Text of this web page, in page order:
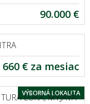
90.000 €
EXKLUZÍVNE
660 € za mesiac
VÝBORNÁ LOKALITA
EXKLUZÍVNE
LÚKA, MYJAVA